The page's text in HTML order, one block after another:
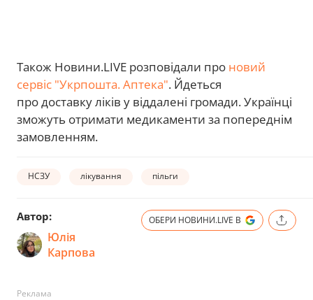
Також Новини.LIVE розповідали про новий
сервіс "Укрпошта. Аптека". Йдеться
про доставку ліків у віддалені громади. Українці
зможуть отримати медикаменти за попереднім
замовленням.
НСЗУ лікування пільги
Автор:
Юлія
Карпова
ОБЕРИ НОВИНИ.LIVE В
Реклама